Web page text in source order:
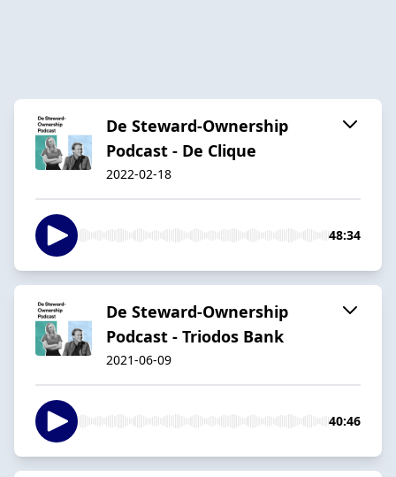
De Steward-Ownership
Podcast - De Clique
2022-02-18
48:34
De Steward-Ownership
Podcast - Triodos Bank
2021-06-09
40:46